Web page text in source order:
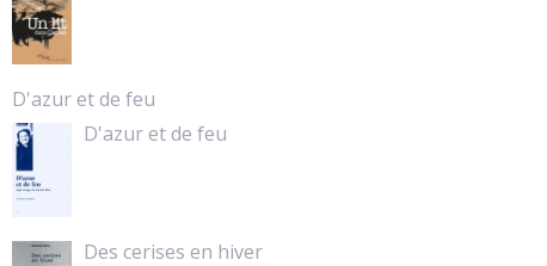
D'azur et de feu
D'azur et de feu
Des cerises en hiver